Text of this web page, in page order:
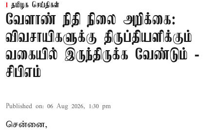
தமிழக செய்திகள்
வேளாண் நிதி நிலை அறிக்கை:
விவசாயிகளுக்கு திருப்தியளிக்கும்
வகையில் இருந்திருக்க வேண்டும் -
சிபிஎம்
Published on: 06 Aug 2026, 1:30 pm
சென்னை,